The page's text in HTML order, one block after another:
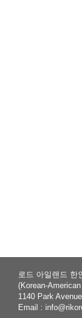
로드 아일랜드 한
(Korean-
1140 Park
Email :